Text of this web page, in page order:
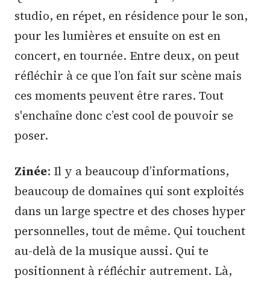
studio, en répet, en résidence pour le son,
pour les lumières et ensuite on est en
concert, en tournée. Entre deux, on peut
réfléchir à ce que l’on fait sur scène mais
ces moments peuvent être rares. Tout
s'enchaîne donc c’est cool de pouvoir se
poser.
Zinée: Il y a beaucoup d’informations,
beaucoup de domaines qui sont exploités
dans un large spectre et des choses hyper
personnelles, tout de même. Qui touchent
au-delà de la musique aussi. Qui te
positionnent à réfléchir autrement. Là,